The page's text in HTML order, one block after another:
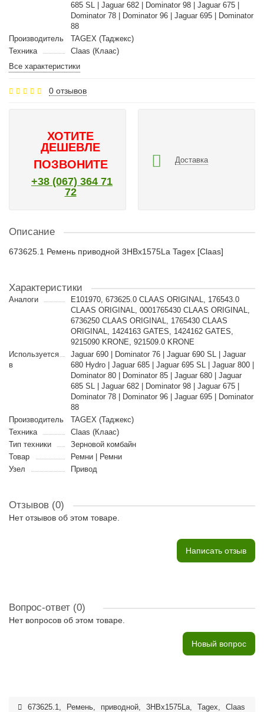
685 SL | Jaguar 682 | Dominator 98 | Jaguar 675 |
Dominator 78 | Dominator 96 | Jaguar 695 | Dominator
88
Производитель
TAGEX (Таджекс)
Техника
Claas (Клаас)
Все характеристики
0 отзывов
ХОТИТЕ
ДЕШЕВЛЕ
ПОЗВОНИТЕ
+38 (067) 364 71
72
Доставка
Описание
673625.1 Ремень приводной 3HBx1575La Tagex [Claas]
Характеристики
Аналоги
E101970, 673625.0 CLAAS ORIGINAL, 176543.0
CLAAS ORIGINAL, 0001765430 CLAAS ORIGINAL,
6736250 CLAAS ORIGINAL, 1765430 CLAAS
ORIGINAL, 1424163 GATES, 1424162 GATES,
9215090 KRONE, 921509.0 KRONE
Используется
в
Jaguar 690 | Dominator 76 | Jaguar 690 SL | Jaguar
680 Hydro | Jaguar 685 | Jaguar 695 SL | Jaguar 800 |
Dominator 80 | Dominator 85 | Jaguar 680 | Jaguar
685 SL | Jaguar 682 | Dominator 98 | Jaguar 675 |
Dominator 78 | Dominator 96 | Jaguar 695 | Dominator
88
Производитель
TAGEX (Таджекс)
Техника
Claas (Клаас)
Тип техники
Зерновой комбайн
Товар
Ремни | Ремни
Узел
Привод
Отзывов (0)
Нет отзывов об этом товаре.
Написать отзыв
Вопрос-ответ (0)
Нет вопросов об этом товаре.
Новый вопрос
673625.1, Ремень, приводной, 3HBx1575La, Tagex, Claas